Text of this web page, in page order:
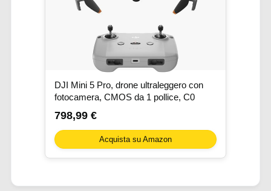
DJI Mini 5 Pro, drone ultraleggero con
fotocamera, CMOS da 1 pollice, C0
798,99 €
Acquista su Amazon